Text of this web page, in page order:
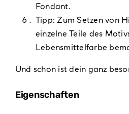
Fondant.
Tipp: Zum Setzen von
einzelne Teile des
Lebensmittelfarbe
Und schon ist dein ganz
Eigenschaften